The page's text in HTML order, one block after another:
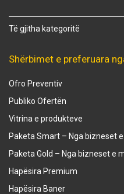
Të gjitha kategoritë
Shërbimet e preferuara
Ofro Preventiv
Publiko Ofertën
Vitrina e produkteve
Paketa Smart – Nga bizneset
Paketa Gold – Nga bizneset e
Hapësira Premium
Hapësira Baner